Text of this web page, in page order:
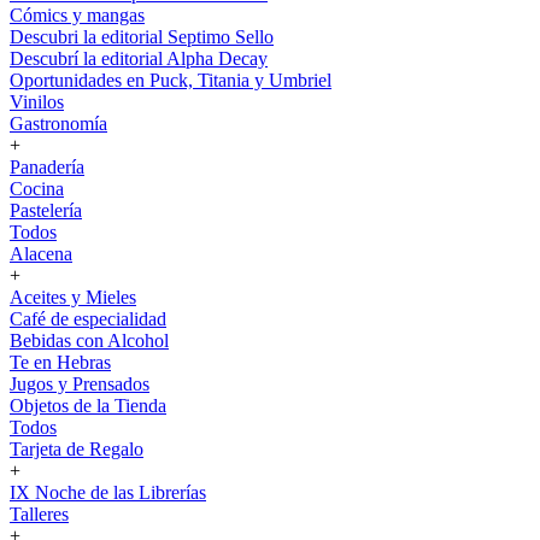
Cómics y mangas
Descubri la editorial Septimo Sello
Descubrí la editorial Alpha Decay
Oportunidades en Puck, Titania y Umbriel
Vinilos
Gastronomía
+
Panadería
Cocina
Pastelería
Todos
Alacena
+
Aceites y Mieles
Café de especialidad
Bebidas con Alcohol
Te en Hebras
Jugos y Prensados
Objetos de la Tienda
Todos
Tarjeta de Regalo
+
IX Noche de las Librerías
Talleres
+